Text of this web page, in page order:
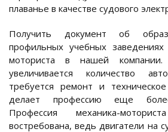
плаванье в качестве судового
Получить документ об
профильных учебных
моториста в нашей
увеличивается количество
требуется ремонт и
делает профессию еще более
Профессия механика-
востребована, ведь двигатели на